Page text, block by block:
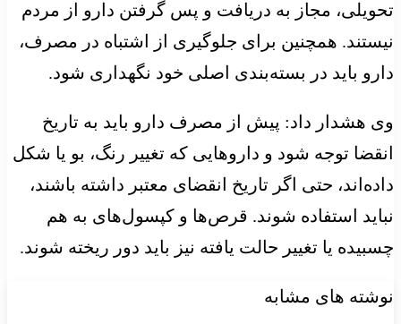
تحویلی، مجاز به دریافت و پس گرفتن دارو از مردم
نیستند. همچنین برای جلوگیری از اشتباه در مصرف،
دارو باید در بسته‌بندی اصلی خود نگهداری شود.
وی هشدار داد: پیش از مصرف دارو باید به تاریخ
انقضا توجه شود و داروهایی که تغییر رنگ، بو یا شکل
داده‌اند، حتی اگر تاریخ انقضای معتبر داشته باشند،
نباید استفاده شوند. قرص‌ها و کپسول‌های به هم
چسبیده یا تغییر حالت یافته نیز باید دور ریخته شوند.
نوشته های مشابه